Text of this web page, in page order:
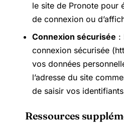
le site de Pronote pour
de connexion ou
Connexion sécurisée :
connexion sécurisée
vos données
l’adresse du site
de saisir vos
Ressources